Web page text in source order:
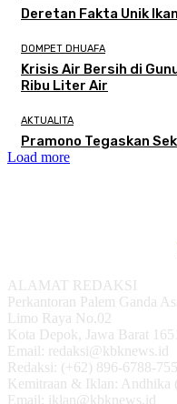
Deretan Fakta Unik
DOMPET DHUAFA
Krisis Air Bersih di
Ribu Liter Air
AKTUALITA
Pramono Tegaskan
Load more
ALAMAT REDAKSI
Perkantoran Palem Ganda
Limo Raya No.02
Kota Depok, Jawa Barat
Email: redaksi@kbknews.id
Redaksi: (+62) 896-6788-
Kemitraan & Iklan: Andhika
Email: iklan@kbknews.id